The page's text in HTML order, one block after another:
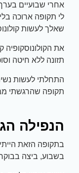
אחרי שבועיים
לי תקופה ארוכה
שאלך לעשות
את הקולונוסקופיה
תזונה ללא חיטה
התחלתי לעשות
תקופה שהרגשתי
הנפילה
בתקופה הזאת
בשבוע, ביצה בבוקר